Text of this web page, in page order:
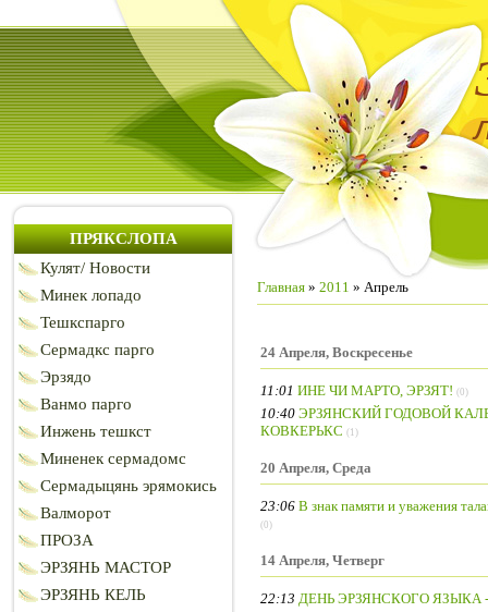
ПРЯКСЛОПА
Кулят/ Новости
Минек лопадо
Тешкспарго
Сермадкс парго
Эрзядо
Ванмо парго
Инжень тешкст
Миненек сермадомс
Сермадыцянь эрямокись
Валморот
ПРОЗА
ЭРЗЯНЬ МАСТОР
ЭРЗЯНЬ КЕЛЬ
Главная » 2011 » Апрель
24 Апреля, Воскресенье
11:01 ИНЕ ЧИ МАРТО, ЭРЗЯТ! (0)
10:40 ЭРЗЯНСКИЙ ГОДОВОЙ
КОВКЕРЬКС (1)
20 Апреля, Среда
23:06 В знак памяти и уважения
(0)
14 Апреля, Четверг
22:13 ДЕНЬ ЭРЗЯНСКОГО ЯЗЫКА